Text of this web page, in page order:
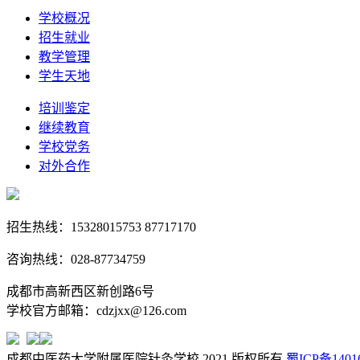
学校概况
招生就业
教学管理
学生天地
培训鉴定
继续教育
学校党务
对外合作
招生热线：15328015753 87717170
咨询热线：028-87734759
成都市高新西区新创路6号
学校官方邮箱：cdzjxx@126.com